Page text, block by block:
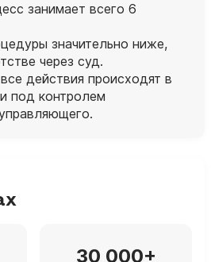
занимает всего 6
значительно ниже,
через суд.
действия происходят в
под контролем
30 000+